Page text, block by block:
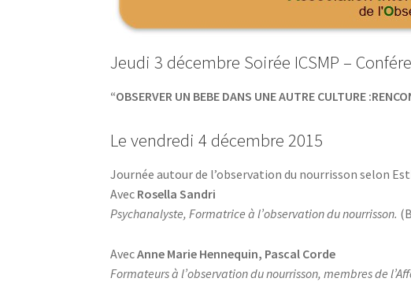
Jeudi 3 décembre Soirée ICSMP –
“OBSERVER UN BEBE DANS UNE AUTRE CULTURE
Le vendredi 4 décembre 2015
Journée autour de l’observation du nourrisson selon
Avec Rosella Sandri
Psychanalyste, Formatrice à l’observation du nourrisson.
AvecAnne Marie Hennequin, Pascal Corde
Formateurs à l’observation du nourrisson, membres de